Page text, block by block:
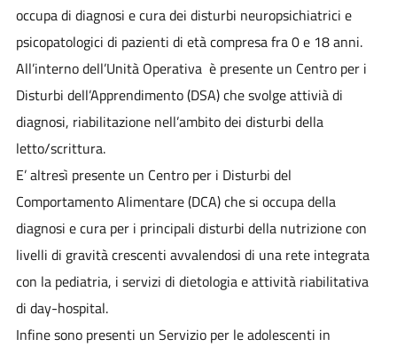
occupa di diagnosi e cura dei disturbi neuropsichiatrici e
psicopatologici di pazienti di età compresa fra 0 e 18 anni.
All’interno dell’Unità Operativa è presente un Centro per i
Disturbi dell’Apprendimento (DSA) che svolge attivià di
diagnosi, riabilitazione nell’ambito dei disturbi della
letto/scrittura.
E’ altresì presente un Centro per i Disturbi del
Comportamento Alimentare (DCA) che si occupa della
diagnosi e cura per i principali disturbi della nutrizione con
livelli di gravità crescenti avvalendosi di una rete integrata
con la pediatria, i servizi di dietologia e attività riabilitativa
di day-hospital.
Infine sono presenti un Servizio per le adolescenti in